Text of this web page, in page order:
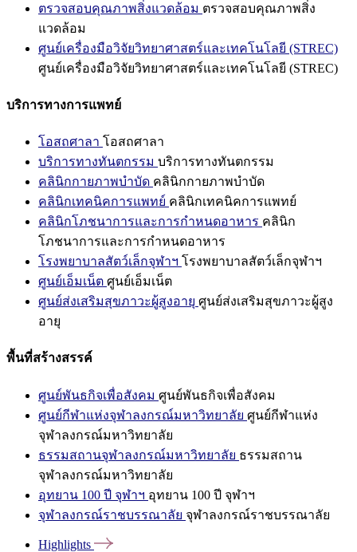
ตรวจสอบคุณภาพสิ่งแวดล้อม ตรวจสอบคุณภาพสิ่ง
แวดล้อม
ศูนย์เครื่องมือวิจัยวิทยาศาสตร์และเทคโนโลยี (STREC)
ศูนย์เครื่องมือวิจัยวิทยาศาสตร์และเทคโนโลยี (STREC)
บริการทางการแพทย์
โอสถศาลา โอสถศาลา
บริการทางทันตกรรม บริการทางทันตกรรม
คลินิกกายภาพบำบัด คลินิกกายภาพบำบัด
คลินิกเทคนิคการแพทย์ คลินิกเทคนิคการแพทย์
คลินิกโภชนาการและการกำหนดอาหาร คลินิก
โภชนาการและการกำหนดอาหาร
โรงพยาบาลสัตว์เล็กจุฬาฯ โรงพยาบาลสัตว์เล็กจุฬาฯ
ศูนย์เอ็มเน็ต ศูนย์เอ็มเน็ต
ศูนย์ส่งเสริมสุขภาวะผู้สูงอายุ ศูนย์ส่งเสริมสุขภาวะผู้สูง
อายุ
พื้นที่สร้างสรรค์
ศูนย์พันธกิจเพื่อสังคม ศูนย์พันธกิจเพื่อสังคม
ศูนย์กีฬาแห่งจุฬาลงกรณ์มหาวิทยาลัย ศูนย์กีฬาแห่ง
จุฬาลงกรณ์มหาวิทยาลัย
ธรรมสถานจุฬาลงกรณ์มหาวิทยาลัย ธรรมสถาน
จุฬาลงกรณ์มหาวิทยาลัย
อุทยาน 100 ปี จุฬาฯ อุทยาน 100 ปี จุฬาฯ
จุฬาลงกรณ์ราชบรรณาลัย จุฬาลงกรณ์ราชบรรณาลัย
Highlights